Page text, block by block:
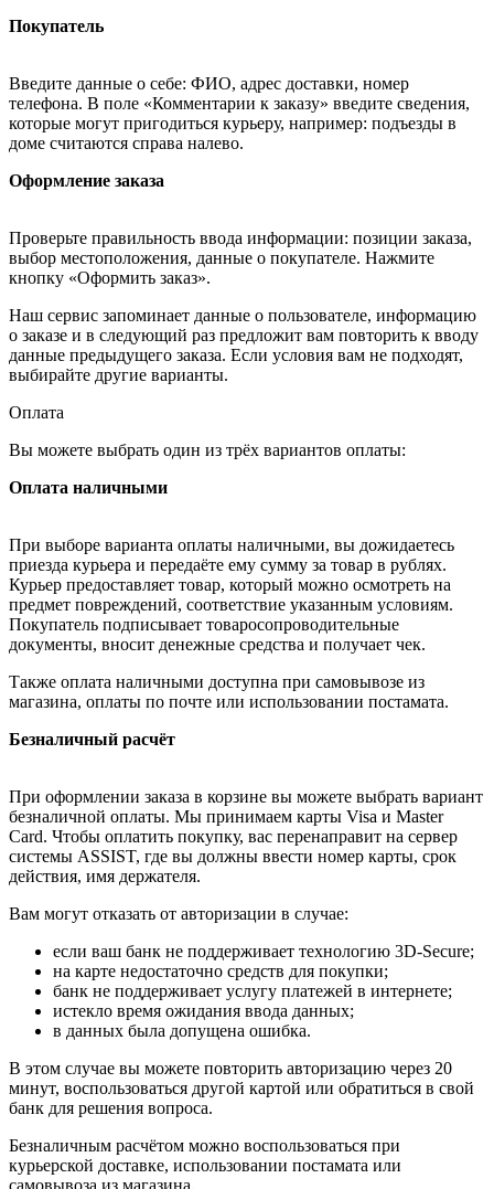
Покупатель
Введите данные о себе: ФИО, адрес доставки, номер
телефона. В поле «Комментарии к заказу» введите сведения,
которые могут пригодиться курьеру, например: подъезды в
доме считаются справа налево.
Оформление заказа
Проверьте правильность ввода информации: позиции заказа,
выбор местоположения, данные о покупателе. Нажмите
кнопку «Оформить заказ».
Наш сервис запоминает данные о пользователе, информацию
о заказе и в следующий раз предложит вам повторить к вводу
данные предыдущего заказа. Если условия вам не подходят,
выбирайте другие варианты.
Оплата
Вы можете выбрать один из трёх вариантов оплаты:
Оплата наличными
При выборе варианта оплаты наличными, вы дожидаетесь
приезда курьера и передаёте ему сумму за товар в рублях.
Курьер предоставляет товар, который можно осмотреть на
предмет повреждений, соответствие указанным условиям.
Покупатель подписывает товаросопроводительные
документы, вносит денежные средства и получает чек.
Также оплата наличными доступна при самовывозе из
магазина, оплаты по почте или использовании постамата.
Безналичный расчёт
При оформлении заказа в корзине вы можете выбрать вариант
безналичной оплаты. Мы принимаем карты Visa и Master
Card. Чтобы оплатить покупку, вас перенаправит на сервер
системы ASSIST, где вы должны ввести номер карты, срок
действия, имя держателя.
Вам могут отказать от авторизации в случае:
если ваш банк не поддерживает технологию 3D-Secure;
на карте недостаточно средств для покупки;
банк не поддерживает услугу платежей в интернете;
истекло время ожидания ввода данных;
в данных была допущена ошибка.
В этом случае вы можете повторить авторизацию через 20
минут, воспользоваться другой картой или обратиться в свой
банк для решения вопроса.
Безналичным расчётом можно воспользоваться при
курьерской доставке, использовании постамата или